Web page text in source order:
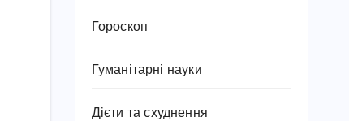
Гороскоп
Гуманітарні науки
Дієти та схуднення